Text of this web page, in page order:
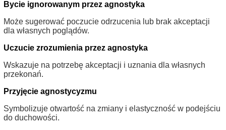
Bycie ignorowanym przez agnostyka
Może sugerować poczucie odrzucenia lub brak akceptacji
dla własnych poglądów.
Uczucie zrozumienia przez agnostyka
Wskazuje na potrzebę akceptacji i uznania dla własnych
przekonań.
Przyjęcie agnostycyzmu
Symbolizuje otwartość na zmiany i elastyczność w podejściu
do duchowości.